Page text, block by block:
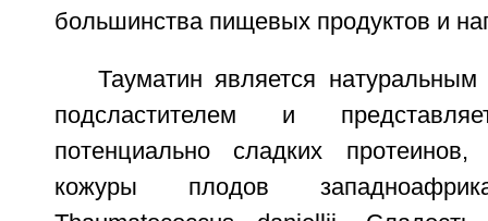
большинства пищевых продуктов и
Тауматин является
подсластителем и
потенциально сладких протеинов,
кожуры плодов